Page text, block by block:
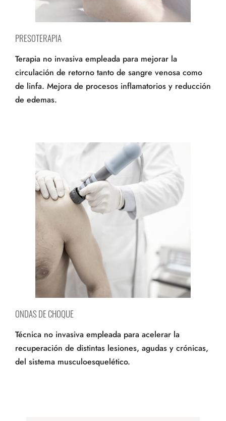
PRESOTERAPIA
Terapia no invasiva empleada para mejorar la
circulación de retorno tanto de sangre venosa como
de linfa. Mejora de procesos inflamatorios y reducción
de edemas.
ONDAS DE CHOQUE
Técnica no invasiva empleada para acelerar la
recuperación de distintas lesiones, agudas y crónicas,
del sistema musculoesquelético.